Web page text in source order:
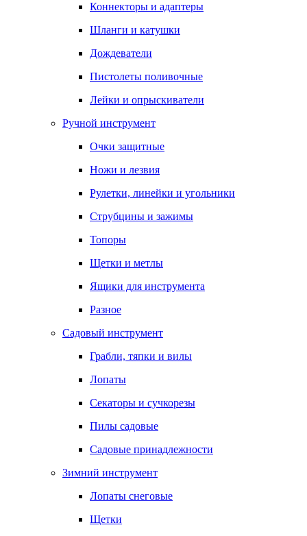
Коннекторы и адаптеры
Шланги и катушки
Дождеватели
Пистолеты поливочные
Лейки и опрыскиватели
Ручной инструмент
Очки защитные
Ножи и лезвия
Рулетки, линейки и угольники
Струбцины и зажимы
Топоры
Щетки и метлы
Ящики для инструмента
Разное
Садовый инструмент
Грабли, тяпки и вилы
Лопаты
Секаторы и сучкорезы
Пилы садовые
Садовые принадлежности
Зимний инструмент
Лопаты снеговые
Щетки